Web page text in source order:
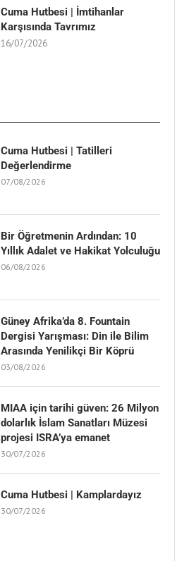
Cuma Hutbesi | İmtihanlar
Karşısında Tavrımız
16/07/2026
Cuma Hutbesi | Tatilleri
Değerlendirme
07/08/2026
Bir Öğretmenin Ardından: 10
Yıllık Adalet ve Hakikat Yolculuğu
06/08/2026
Güney Afrika’da 8. Fountain
Dergisi Yarışması: Din ile Bilim
Arasında Yenilikçi Bir Köprü
03/08/2026
MIAA için tarihi güven: 26 Milyon
dolarlık İslam Sanatları Müzesi
projesi ISRA’ya emanet
30/07/2026
Cuma Hutbesi | Kamplardayız
30/07/2026